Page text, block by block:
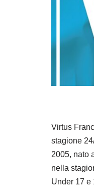
Virtus
stagione
2005, nato
nella
Under 17 e